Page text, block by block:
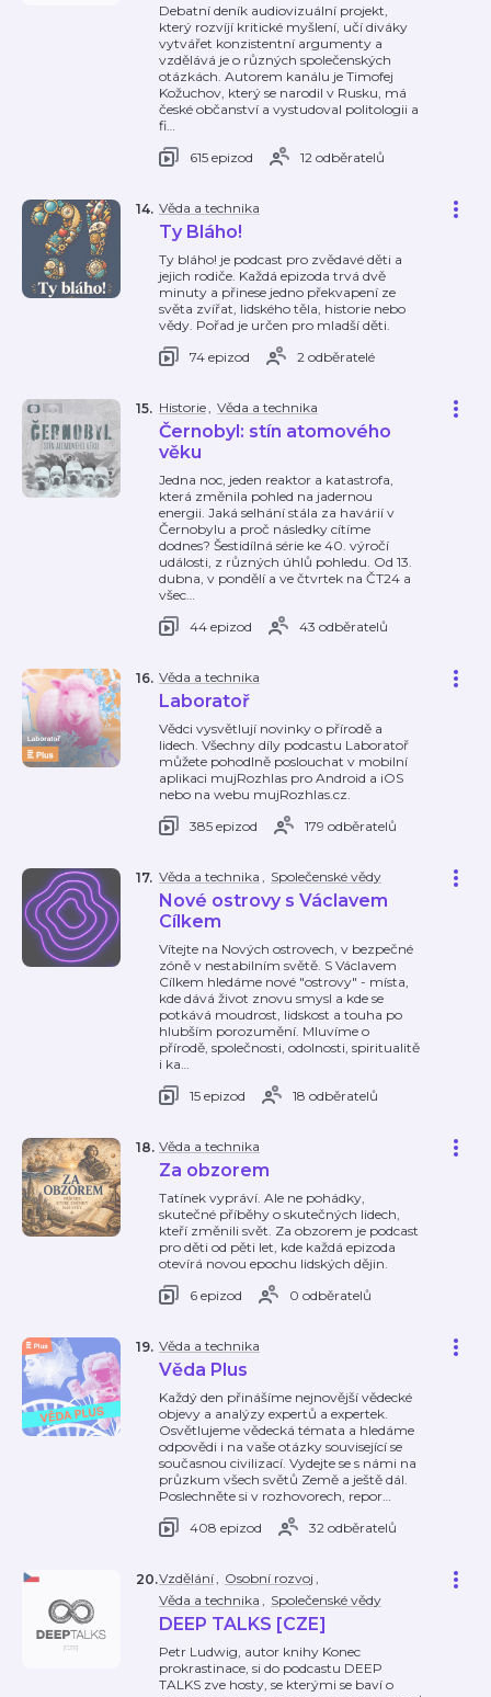
Debatní deník audiovizuální projekt,
který rozvíjí kritické myšlení, učí diváky
vytvářet konzistentní argumenty a
vzdělává je o různých společenských
otázkách. Autorem kanálu je Timofej
Kožuchov, který se narodil v Rusku, má
české občanství a vystudoval politologii a
fi…
615 epizod
12 odběratelů
Věda a technika
Ty Bláho!
Ty bláho! je podcast pro zvědavé děti a
jejich rodiče. Každá epizoda trvá dvě
minuty a přinese jedno překvapení ze
světa zvířat, lidského těla, historie nebo
vědy. Pořad je určen pro mladší děti.
74 epizod
2 odběratelé
14.
Historie, Věda a technika
Černobyl: stín atomového
věku
Jedna noc, jeden reaktor a katastrofa,
která změnila pohled na jadernou
energii. Jaká selhání stála za havárií v
Černobylu a proč následky cítíme
dodnes? Šestidílná série ke 40. výročí
události, z různých úhlů pohledu. Od 13.
dubna, v pondělí a ve čtvrtek na ČT24 a
všec…
44 epizod
43 odběratelů
15.
Věda a technika
Laboratoř
Vědci vysvětlují novinky o přírodě a
lidech. Všechny díly podcastu Laboratoř
můžete pohodlně poslouchat v mobilní
aplikaci mujRozhlas pro Android a iOS
nebo na webu mujRozhlas.cz.
385 epizod
179 odběratelů
16.
Věda a technika , Společenské vědy
Nové ostrovy s Václavem
Cílkem
Vítejte na Nových ostrovech, v bezpečné
zóně v nestabilním světě. S Václavem
Cílkem hledáme nové "ostrovy" - místa,
kde dává život znovu smysl a kde se
potkává moudrost, lidskost a touha po
hlubším porozumění. Mluvíme o
přírodě, společnosti, odolnosti, spiritualitě
i ka…
15 epizod
18 odběratelů
17.
Věda a technika
Za obzorem
Tatínek vypráví. Ale ne pohádky,
skutečné příběhy o skutečných lidech,
kteří změnili svět. Za obzorem je podcast
pro děti od pěti let, kde každá epizoda
otevírá novou epochu lidských dějin.
6 epizod
0 odběratelů
18.
Věda a technika
Věda Plus
Každý den přinášíme nejnovější vědecké
objevy a analýzy expertů a expertek.
Osvětlujeme vědecká témata a hledáme
odpovědi i na vaše otázky související se
současnou civilizací. Vydejte se s námi na
průzkum všech světů Země a ještě dál.
Poslechněte si v rozhovorech, repor…
408 epizod
32 odběratelů
19.
Vzdělání, Osobní rozvoj ,
Věda a technika , Společenské vědy
DEEP TALKS [CZE]
Petr Ludwig, autor knihy Konec
prokrastinace, si do podcastu DEEP
TALKS zve hosty, se kterými se baví o
20.